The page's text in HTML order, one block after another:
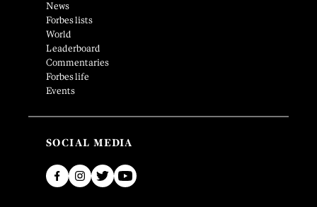
News
Forbes lists
World
Leaderboard
Commentaries
Forbes life
Events
SOCIAL MEDIA